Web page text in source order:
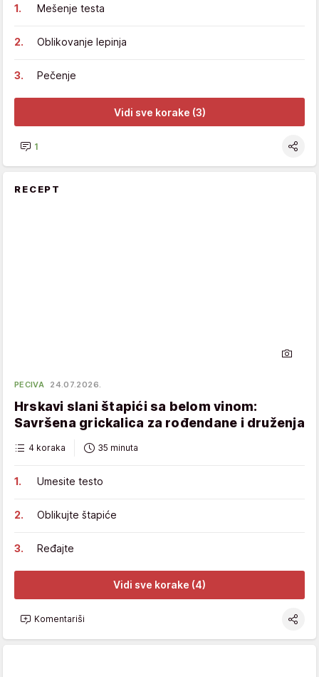
Mešenje testa
Oblikovanje lepinja
Pečenje
Vidi sve korake (3)
1
RECEPT
PECIVA 24.07.2026.
Hrskavi slani štapići sa belom vinom:
Savršena grickalica za rođendane i druženja
4 koraka 35 minuta
Umesite testo
Oblikujte štapiće
Ređajte
Vidi sve korake (4)
Komentariši